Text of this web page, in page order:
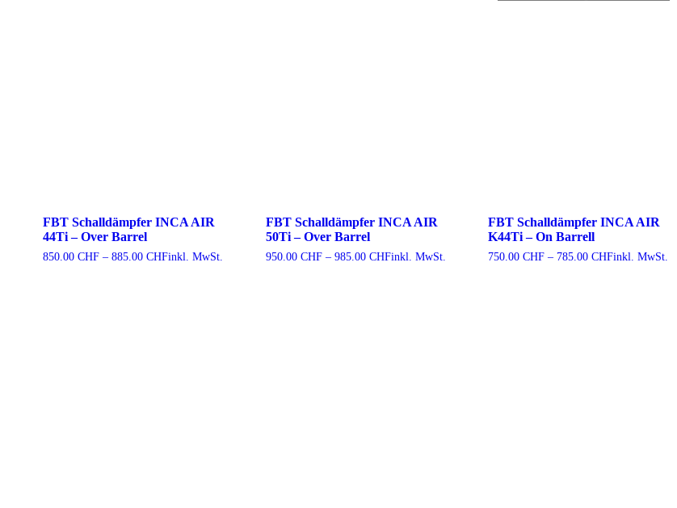
FBT Schalldämpfer INCA AIR
44Ti – Over Barrel
850.00CHF –885.00CHFPreisspanne:
inkl. MwSt.
FBT Schalldämpfer INCA AIR
50Ti – Over Barrel
950.00 CHF – 985.00 CHFPreisspanne:
inkl. MwSt.
FBT Schalldämpfer INCA AIR
K44Ti – On Barrell
750.00CHF – 785.00CHFPreisspanne:
inkl. MwSt.